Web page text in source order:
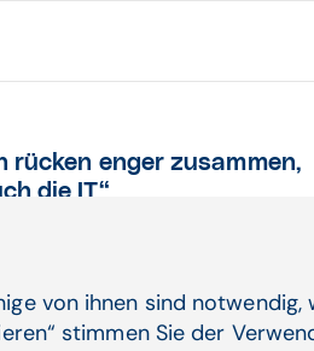
rücken enger zusammen,
die IT“
in ...
von ihnen sind
stimmen Sie der